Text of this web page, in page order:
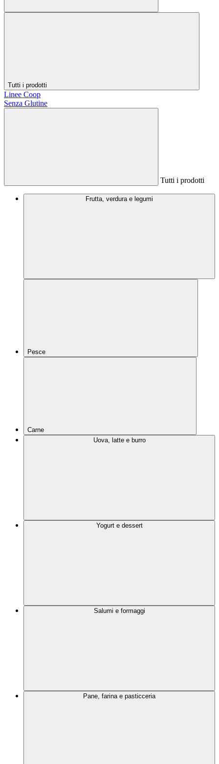
Tutti i prodotti
Linee Coop
Senza Glutine
Tutti i prodotti
Frutta, verdura e legumi
Pesce
Carne
Uova, latte e burro
Yogurt e dessert
Salumi e formaggi
Pane, farina e pasticceria